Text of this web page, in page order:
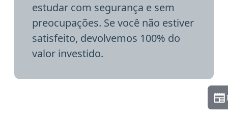
estudar com segurança e sem
preocupações. Se você não estiver
satisfeito, devolvemos 100% do
valor investido.